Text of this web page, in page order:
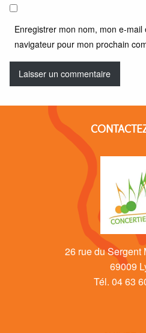
Enregistrer mon nom, mon e-
navigateur pour mon prochain
26 rue du Sergent
69009
Tél. 04 63